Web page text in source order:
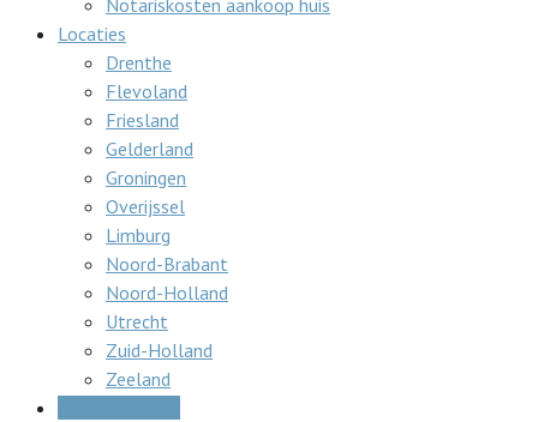
Notariskosten aankoop huis
Locaties
Drenthe
Flevoland
Friesland
Gelderland
Groningen
Overijssel
Limburg
Noord-Brabant
Noord-Holland
Utrecht
Zuid-Holland
Zeeland